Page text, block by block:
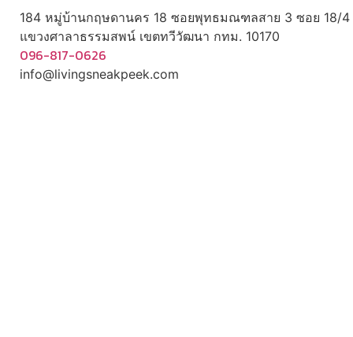
184 หมู่บ้านกฤษดานคร 18 ซอยพุทธมณฑลสาย 3 ซอย 18/4
แขวงศาลาธรรมสพน์ เขตทวีวัฒนา กทม. 10170
096-817-0626
info@livingsneakpeek.com